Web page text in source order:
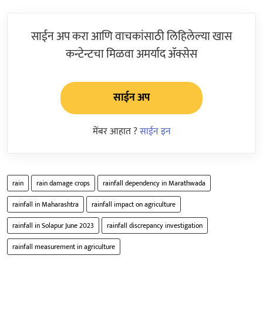
साईन अप करा आणि वाचकांसाठी लिहिलेल्या खास
कन्टेन्टचा मिळवा अमर्याद ॲक्सेस
साईन अप
मेंबर आहात ?साईन इन
rain rain damage crops
rainfall dependency in Marathwada
rainfall in Maharashtra
rainfall impact on agriculture
rainfall in Solapur June 2023
rainfall discrepancy investigation
rainfall measurement in agriculture